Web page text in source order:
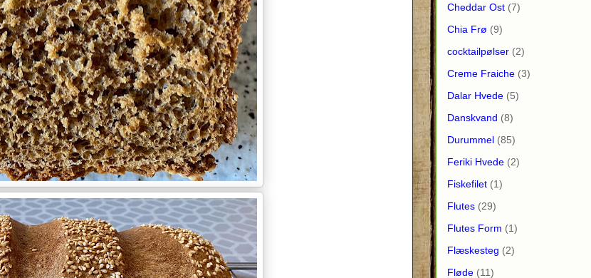
Cheddar Ost (7)
Chia Frø (9)
cocktailpølser (2)
Creme Fraiche (3)
Dalar Hvede (5)
Danskvand (8)
Durummel (85)
Feriki Hvede (2)
Fiskefilet (1)
Flutes (29)
Flutes Form (1)
Flæskesteg (2)
Fløde (11)